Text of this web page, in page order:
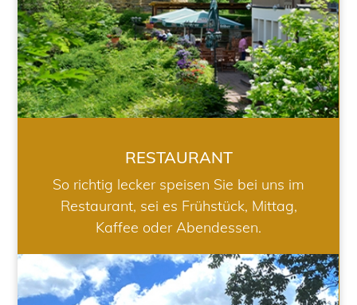
RESTAURANT
So richtig lecker speisen Sie bei uns im
Restaurant, sei es Frühstück, Mittag,
Kaffee oder Abendessen.